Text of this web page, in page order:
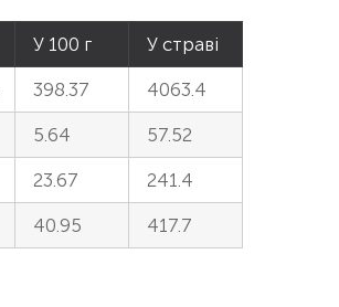
У 100 г У страві
398.37 4063.4
5.64 57.52
23.67 241.4
40.95 417.7